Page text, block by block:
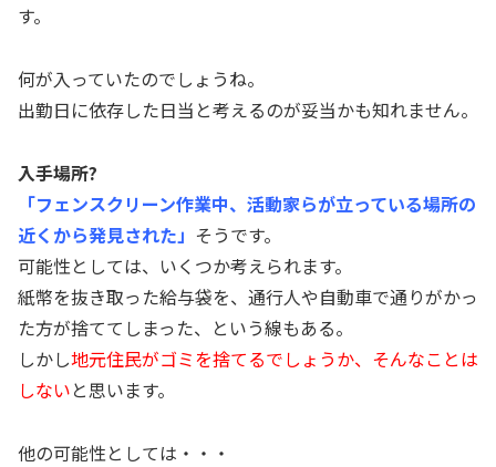
す。
何が入っていたのでしょうね。
出勤日に依存した日当と考えるのが妥当かも知れません。
入手場所?
「フェンスクリーン作業中、活動家らが立っている場所の
近くから発見された」 そうです。
可能性としては、いくつか考えられます。
紙幣を抜き取った給与袋を、通行人や自動車で通りがかっ
た方が捨ててしまった、という線もある。
しかし地元住民がゴミを捨てるでしょうか、そんなことは
しないと思います。
他の可能性としては・・・